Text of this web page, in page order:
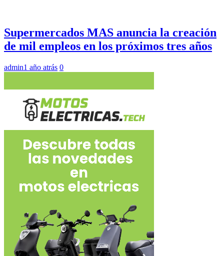
Supermercados MAS anuncia la creación
de mil empleos en los próximos tres años
admin1 año atrás 0